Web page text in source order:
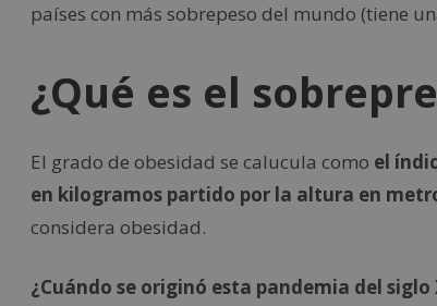
países con más sobrepeso del mundo (tiene
¿Qué es el
El grado de obesidad se calucula como el
en kilogramos partido por la altura en
considera obesidad.
¿Cuándo se originó esta pandemia del siglo